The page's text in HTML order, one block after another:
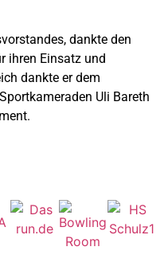
dankte den
ihren Einsatz und
dankte er dem
Uli Bareth